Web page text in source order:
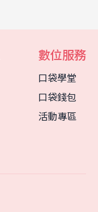
數位服務
口袋學堂
口袋錢包
活動專區